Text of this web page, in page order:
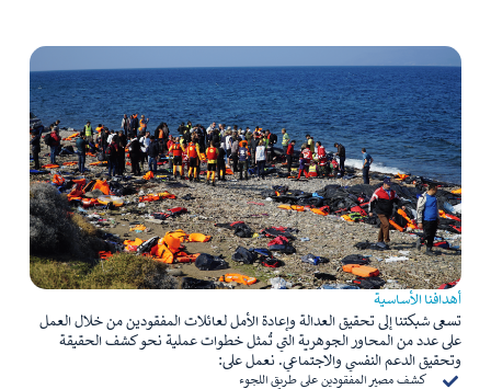
أهدافنا الأساسية
تسعى شبكتنا إلى تحقيق العدالة وإعادة الأمل لعائلات المفقودين من خلال العمل
على عدد من المحاور الجوهرية التي تُمثل خطوات عملية نحو كشف الحقيقة
وتحقيق الدعم النفسي والاجتماعي. نعمل على:
كشف مصير المفقودين على طريق اللجوء